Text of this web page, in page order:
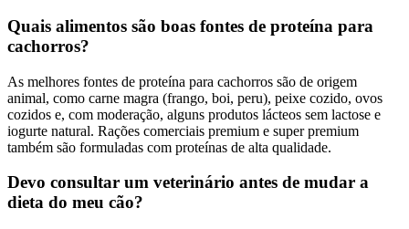
Quais alimentos são boas fontes de proteína para
cachorros?
As melhores fontes de proteína para cachorros são de origem
animal, como carne magra (frango, boi, peru), peixe cozido, ovos
cozidos e, com moderação, alguns produtos lácteos sem lactose e
iogurte natural. Rações comerciais premium e super premium
também são formuladas com proteínas de alta qualidade.
Devo consultar um veterinário antes de mudar a
dieta do meu cão?